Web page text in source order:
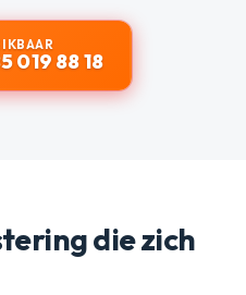
019 88 18
die zich